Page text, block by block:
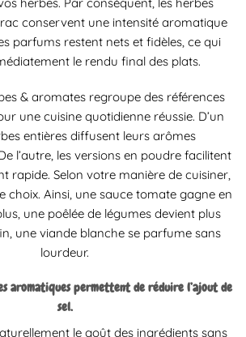
conservent une intensité aromatique
parfums restent nets et fidèles, ce qui
le rendu final des plats.
& aromates regroupe des références
une cuisine quotidienne réussie. D’un
entières diffusent leurs arômes
l’autre, les versions en poudre facilitent
rapide. Selon votre manière de cuisiner,
choix. Ainsi, une sauce tomate gagne en
une poêlée de légumes devient plus
une viande blanche se parfume sans
lourdeur.
aromatiques permettent de réduire l’ajout de
sel.
le goût des ingrédients sans